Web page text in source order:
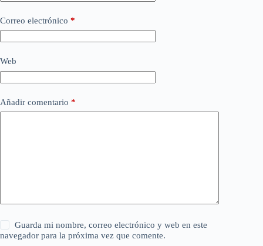
Correo electrónico *
Web
Añadir comentario *
Guarda mi nombre, correo electrónico y web en este
navegador para la próxima vez que comente.